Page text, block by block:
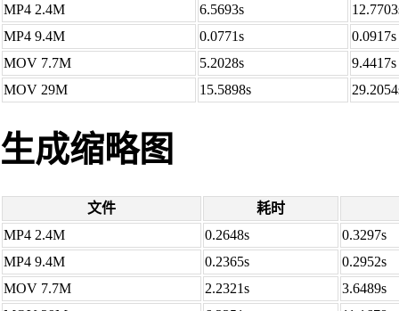
MP4 2.4M
6.5693s
MP4 9.4M
0.0771s
0.0917s
MOV 7.7M
5.2028s
9.4417s
MOV 29M
15.5898s
生成缩略图
文件
耗时
MP4 2.4M
0.2648s
0.3297s
MP4 9.4M
0.2365s
0.2952s
MOV 7.7M
2.2321s
3.6489s